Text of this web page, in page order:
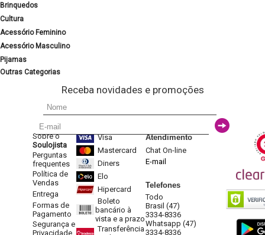
Brinquedos
Cultura
Acessório Feminino
Acessório Masculino
Pijamas
Outras Categorias
Receba novidades e promoções
Sobre o
Soulojista
Perguntas
frequentes
Política de
Vendas
Entrega
Formas de
Pagamento
Segurança e
Privacidade
Visa
Mastercard
Diners
Elo
Hipercard
Boleto
bancário à
vista e a prazo
Transferência
Atendimento
Chat On-line
E-mail
Telefones
Todo
Brasil (47)
3334-8336
Whatsapp (47)
3334-8336